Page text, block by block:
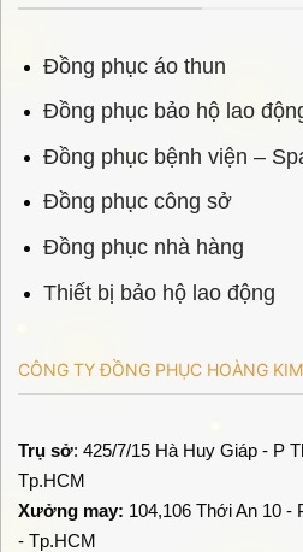
Đồng phục áo thun
Đồng phục bảo hộ lao
Đồng phục bệnh viện –
Đồng phục công sở
Đồng phục nhà hàng
Thiết bị bảo hộ lao động
CÔNG TY ĐỒNG PHỤC HOÀNG
Trụ sở: 425/7/15 Hà Huy Giáp - P
Tp.HCM
Xưởng may: 104,106 Thới An 10 -
- Tp.HCM